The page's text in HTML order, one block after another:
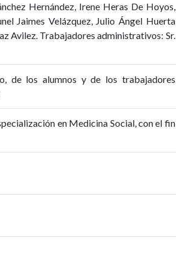
Hernández, Irene Heras De Hoyos,
Jaimes Velázquez, Julio Ángel Huerta
Avilez. Trabajadores administrativos: Sr.
de los alumnos y de los trabajadores
en Medicina Social, con el fin